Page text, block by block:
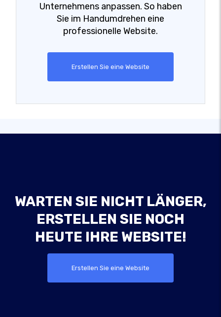
Unternehmens anpassen. So haben
Sie im Handumdrehen eine
professionelle Website.
Erstellen Sie eine Website
WARTEN SIE NICHT LÄNGER,
ERSTELLEN SIE NOCH
HEUTE IHRE WEBSITE!
Erstellen Sie eine Website